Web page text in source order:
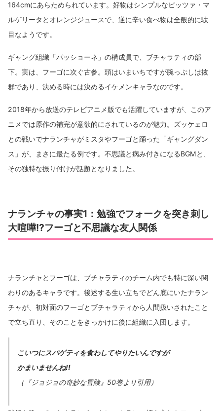
164cmにあらためられています。好物はシンプルなピッツァ・マ
ルゲリータとオレンジジュースで、逆に辛い食べ物は全般的に駄
目なようです。
ギャング組織「パッショーネ」の構成員で、ブチャラティの部
下。実は、フーゴに次ぐ古参。頭はいまいちですが腕っぷしは抜
群であり、決める時には決めるイケメンキャラなのです。
2018年から放送のテレビアニメ版でも活躍していますが、このア
ニメでは原作の補完が意欲的にされているのが魅力。ズッケェロ
との戦いでナランチャがミスタやフーゴと踊った「ギャングダン
ス」が、まさに最たる例です。不思議と病み付きになるBGMと、
その独特な振り付けが話題となりました。
ナランチャの事実1：勉強でフォークを突き刺し
大喧嘩!?フーゴと不思議な友人関係
ナランチャとフーゴは、ブチャラティのチーム内でも特に深い関
わりのあるキャラです。後述する生い立ちでどん底にいたナラン
チャが、初対面のフーゴとブチャラティから人間扱いされたこと
で立ち直り、そのことをきっかけに後に組織に入団します。
こいつにスパゲティを食わしてやりたいんですが
かまいませんね!!
（『ジョジョの奇妙な冒険』50巻より引用）